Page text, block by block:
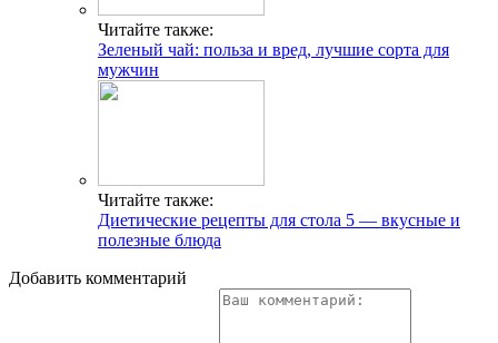
Читайте также:
Зеленый чай: польза и вред, лучшие сорта для
мужчин
Читайте также:
Диетические рецепты для стола 5 — вкусные и
полезные блюда
Добавить комментарий